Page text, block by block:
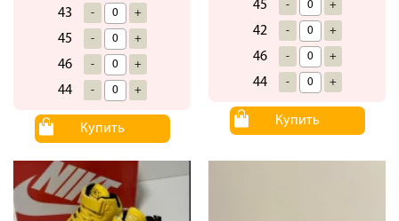
43 - +
45 - +
46 - +
44 - +
Купить
45 - +
42 - +
46 - +
44 - +
Купить